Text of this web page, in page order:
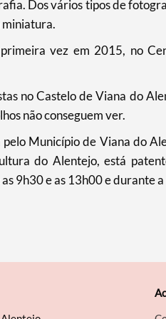
Dos vários tipos de
miniatura.
primeira vez em 2015, no
no Castelo de Viana do
não conseguem ver.
Município de Viana do
do Alentejo, está
9h30 e as 13h00 e durante